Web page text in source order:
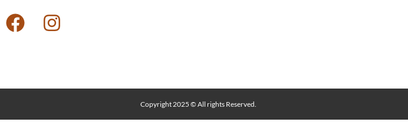
Copyright 2025 © All rights Reserved.